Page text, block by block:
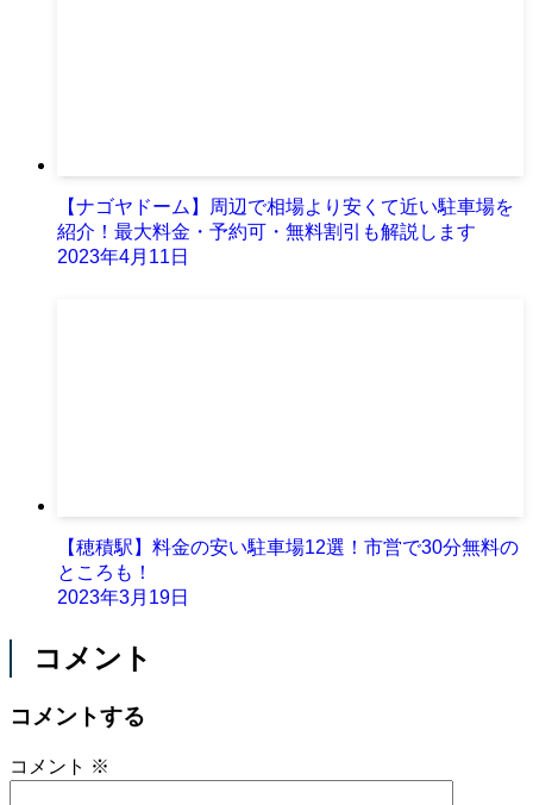
【ナゴヤドーム】周辺で相場より安くて近い駐車場を
紹介！最大料金・予約可・無料割引も解説します
2023年4月11日
【穂積駅】料金の安い駐車場12選！市営で30分無料の
ところも！
2023年3月19日
コメント
コメントする
コメント ※